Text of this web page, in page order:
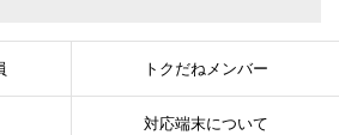
トクだねメンバー
対応端末について